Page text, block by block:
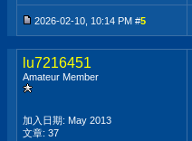
2026-02-10, 10:14 PM #5
lu7216451
Amateur Member
加入日期: May 2013
文章: 37